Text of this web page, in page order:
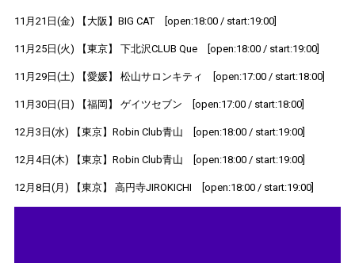
11 月 21 日 (金) 【大阪】 BIG CAT [open:18:00 / start:19:00]
11 月 25日 (火) 【東京】 下北沢CLUB Que [open:18:00 / start:19:00]
11 月 29日 (土) 【愛媛】 松山サロンキティ [open:17:00 / start:18:00]
11 月 30日 (日 ) 【福岡】 ゲイツセブン [open:17:00 / start:18:00]
12月 3 日 (水) 【東京】 Robin Club青山 [open:18:00 / start:19:00]
12月 4日 (木) 【東京】 Robin Club青山 [open:18:00 / start:19:00]
12月 8日 (月 ) 【東京】 高円寺JIROKICHI [open:18:00 / start:19:00]